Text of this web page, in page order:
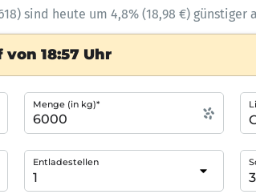
sind heute um 4,8% (18,98 €)
18:57 Uhr
Menge (in kg)*
Entladestellen